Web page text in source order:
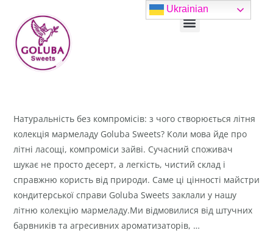
вмісту
Menu
Натуральність без компромісів: з чого створюється літня
колекція мармеладу Goluba Sweets? Коли мова йде про
літні ласощі, компроміси зайві. Сучасний споживач
шукає не просто десерт, а легкість, чистий склад і
справжню користь від природи. Саме ці цінності майстри
кондитерської справи Goluba Sweets заклали у нашу
літню колекцію мармеладу.Ми відмовилися від штучних
барвників та агресивних ароматизаторів, …
Натуральність
без
компромісів:
з
чого
створюється
літня
колекція
записів
Ukrainian